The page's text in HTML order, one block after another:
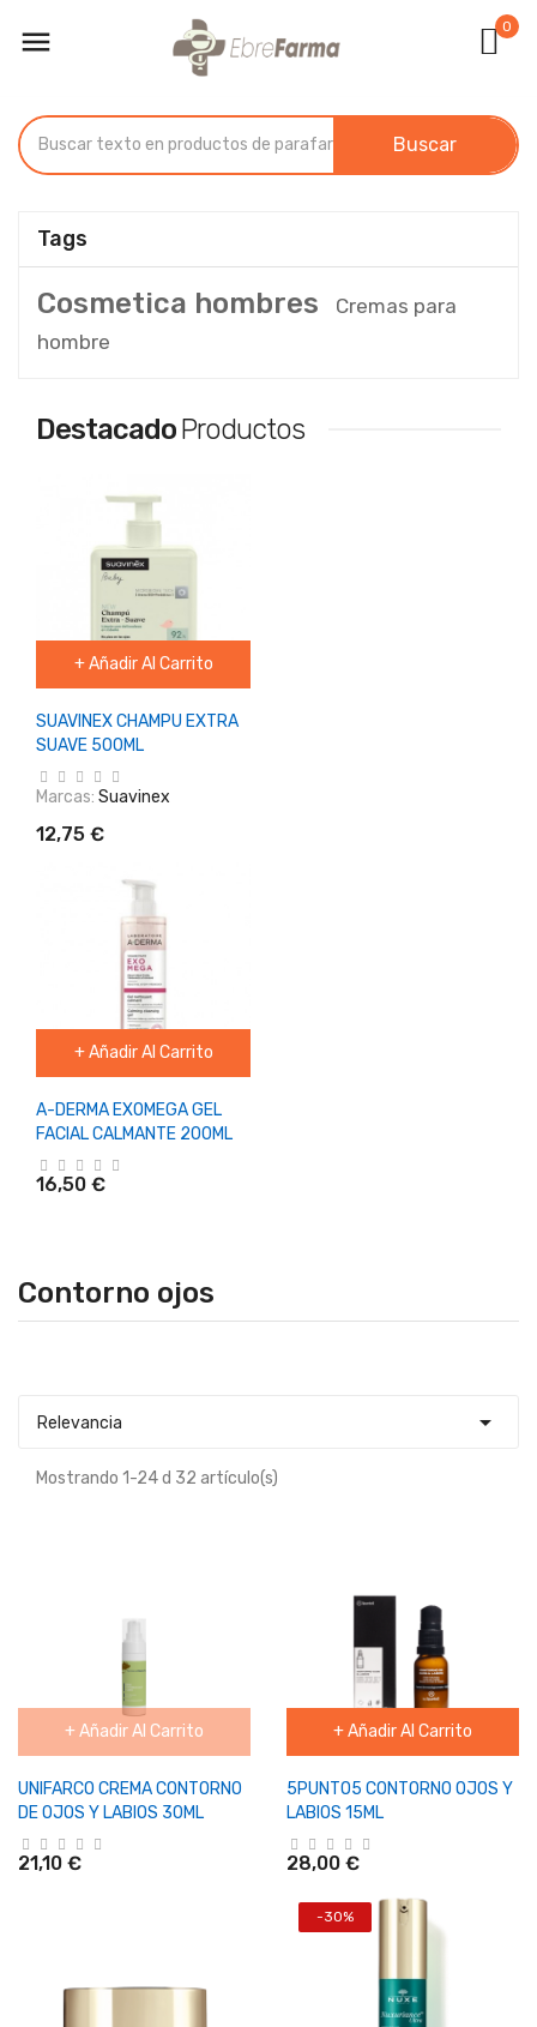
 0
Buscar
Tags
Cosmetica hombres
Cremas para
hombre
DestacadoProductos
+ Añadir Al Carrito
SUAVINEX CHAMPU EXTRA
SUAVE 500ML
Marcas: Suavinex
12,75 €
+ Añadir Al Carrito
A-DERMA EXOMEGA GEL
FACIAL CALMANTE 200ML
16,50 €
Contorno ojos
Relevancia 
Mostrando 1-24 d 32 artículo(s)
+ Añadir Al Carrito
UNIFARCO CREMA CONTORNO
DE OJOS Y LABIOS 30ML
21,10 €
+ Añadir Al Carrito
5PUNTO5 CONTORNO OJOS Y
LABIOS 15ML
28,00 €
-30%